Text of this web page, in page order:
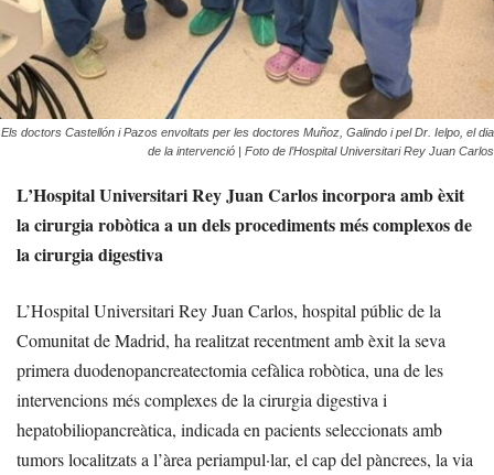
Els doctors Castellón i Pazos envoltats per les doctores Muñoz, Galindo i pel Dr. Ielpo, el dia
de la intervenció | Foto de l’Hospital Universitari Rey Juan Carlos
L’Hospital Universitari Rey Juan Carlos incorpora amb èxit
la cirurgia robòtica a un dels procediments més complexos de
la cirurgia digestiva
L’Hospital Universitari Rey Juan Carlos, hospital públic de la
Comunitat de Madrid, ha realitzat recentment amb èxit la seva
primera duodenopancreatectomia cefàlica robòtica, una de les
intervencions més complexes de la cirurgia digestiva i
hepatobiliopancreàtica, indicada en pacients seleccionats amb
tumors localitzats a l’àrea periampul·lar, el cap del pàncrees, la via